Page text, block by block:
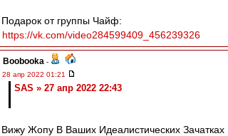
Подарок от группы Чайф:
https://vk.com/video284599409_456239326
Boobooka -
28 апр 2022 01:21
SAS » 27 апр 2022 22:43
Вижу Жопу В Ваших Идеалистических Зачатках